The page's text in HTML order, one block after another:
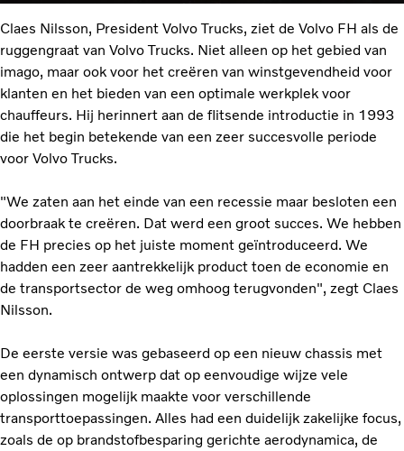
Claes Nilsson, President Volvo Trucks, ziet de Volvo FH als de
ruggengraat van Volvo Trucks. Niet alleen op het gebied van
imago, maar ook voor het creëren van winstgevendheid voor
klanten en het bieden van een optimale werkplek voor
chauffeurs. Hij herinnert aan de flitsende introductie in 1993
die het begin betekende van een zeer succesvolle periode
voor Volvo Trucks.
"We zaten aan het einde van een recessie maar besloten een
doorbraak te creëren. Dat werd een groot succes. We hebben
de FH precies op het juiste moment geïntroduceerd. We
hadden een zeer aantrekkelijk product toen de economie en
de transportsector de weg omhoog terugvonden", zegt Claes
Nilsson.
De eerste versie was gebaseerd op een nieuw chassis met
een dynamisch ontwerp dat op eenvoudige wijze vele
oplossingen mogelijk maakte voor verschillende
transporttoepassingen. Alles had een duidelijk zakelijke focus,
zoals de op brandstofbesparing gerichte aerodynamica, de